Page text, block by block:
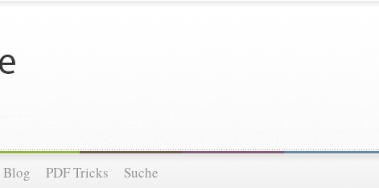
Blog PDF Tricks Suche